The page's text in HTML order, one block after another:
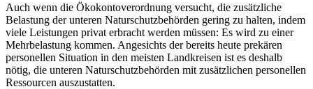
Auch wenn die Ökokontoverordnung versucht, die zusätzliche
Belastung der unteren Naturschutzbehörden gering zu halten, indem
viele Leistungen privat erbracht werden müssen: Es wird zu einer
Mehrbelastung kommen. Angesichts der bereits heute prekären
personellen Situation in den meisten Landkreisen ist es deshalb
nötig, die unteren Naturschutzbehörden mit zusätzlichen personellen
Ressourcen auszustatten.